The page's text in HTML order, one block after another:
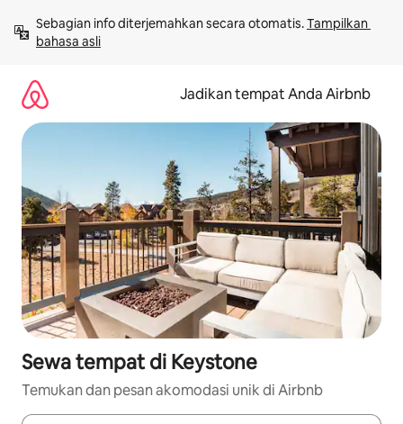
langsung
lihat
Sebagian info diterjemahkan secara otomatis. Tampilkan
bahasa asli
Jadikan tempat Anda Airbnb
Sewa tempat di Keystone
Temukan dan pesan akomodasi unik di Airbnb